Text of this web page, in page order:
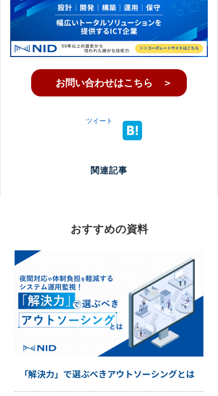
お問い合わせはこちら ＞
ツイート
関連記事
おすすめの資料
「解決力」で選ぶべきアウトソーシングとは